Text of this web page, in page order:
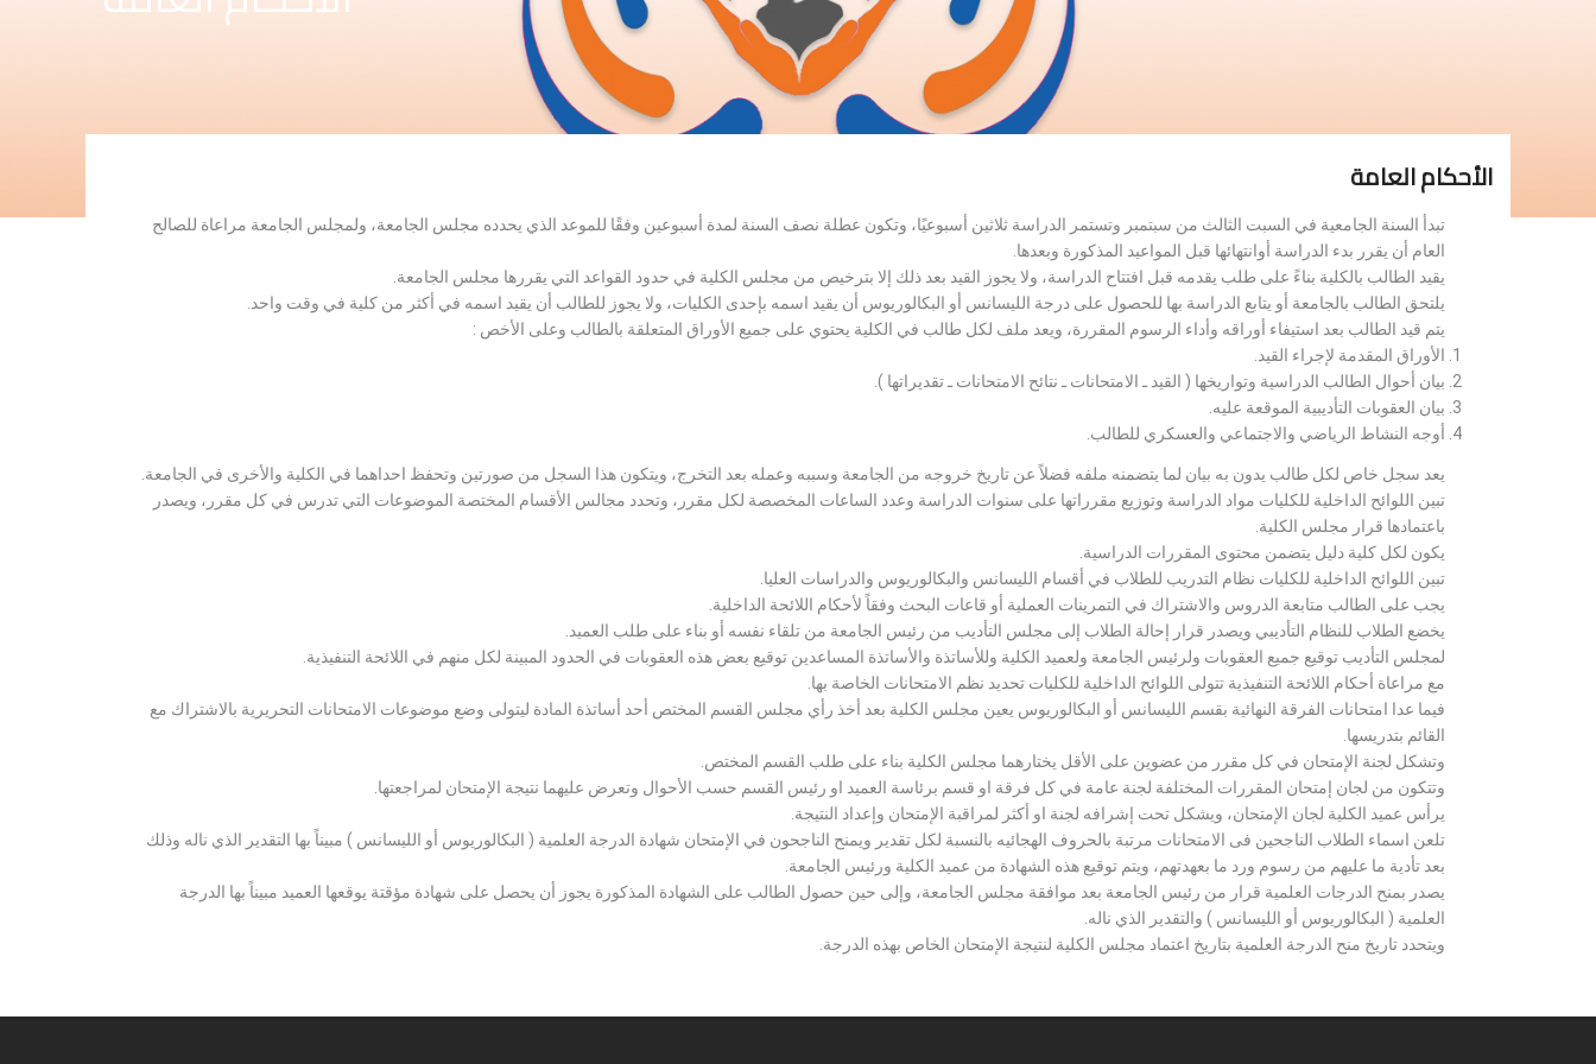
الأحكام العامة
تبدأ السنة الجامعية في السبت الثالث من سبتمبر وتستمر الدراسة ثلاثين أسبوعيًا، وتكون عطلة نصف السنة لمدة أسبوعين وفقًا للموعد الذي يحدده مجلس الجامعة، ولمجلس الجامعة مراعاة للصالح
العام أن يقرر بدء الدراسة أوانتهائها قبل المواعيد المذكورة وبعدها.
يقيد الطالب بالكلية بناءً على طلب يقدمه قبل افتتاح الدراسة، ولا يجوز القيد بعد ذلك إلا بترخيص من مجلس الكلية في حدود القواعد التي يقررها مجلس الجامعة.
يلتحق الطالب بالجامعة أو يتابع الدراسة بها للحصول على درجة الليسانس أو البكالوريوس أن يقيد اسمه بإحدى الكليات، ولا يجوز للطالب أن يقيد اسمه في أكثر من كلية في وقت واحد.
يتم قيد الطالب بعد استيفاء أوراقه وأداء الرسوم المقررة، ويعد ملف لكل طالب في الكلية يحتوي على جميع الأوراق المتعلقة بالطالب وعلى الأخص :
الأوراق المقدمة لإجراء القيد.
بيان أحوال الطالب الدراسية وتواريخها ( القيد ـ الامتحانات ـ نتائح الامتحانات ـ تقديراتها ).
بيان العقوبات التأديبية الموقعة عليه.
أوجه النشاط الرياضي والاجتماعي والعسكري للطالب.
يعد سجل خاص لكل طالب يدون به بيان لما يتضمنه ملفه فضلاً عن تاريخ خروجه من الجامعة وسببه وعمله بعد التخرج، ويتكون هذا السجل من صورتين وتحفظ احداهما في الكلية والأخرى في الجامعة.
تبين اللوائح الداخلية للكليات مواد الدراسة وتوزيع مقرراتها على سنوات الدراسة وعدد الساعات المخصصة لكل مقرر، وتحدد مجالس الأقسام المختصة الموضوعات التي تدرس في كل مقرر، ويصدر
باعتمادها قرار مجلس الكلية.
يكون لكل كلية دليل يتضمن محتوى المقررات الدراسية.
تبين اللوائح الداخلية للكليات نظام التدريب للطلاب في أقسام الليسانس والبكالوريوس والدراسات العليا.
يجب على الطالب متابعة الدروس والاشتراك في التمرينات العملية أو قاعات البحث وفقاً لأحكام اللائحة الداخلية.
يخضع الطلاب للنظام التأديبي ويصدر قرار إحالة الطلاب إلى مجلس التأديب من رئيس الجامعة من تلقاء نفسه أو بناء على طلب العميد.
لمجلس التأديب توقيع جميع العقوبات ولرئيس الجامعة ولعميد الكلية وللأساتذة والأساتذة المساعدين توقيع بعض هذه العقوبات في الحدود المبينة لكل منهم في اللائحة التنفيذية.
مع مراعاة أحكام اللائحة التنفيذية تتولى اللوائح الداخلية للكليات تحديد نظم الامتحانات الخاصة بها.
فيما عدا امتحانات الفرقة النهائية بقسم الليسانس أو البكالوريوس يعين مجلس الكلية بعد أخذ رأي مجلس القسم المختص أحد أساتذة المادة ليتولى وضع موضوعات الامتحانات التحريرية بالاشتراك مع
القائم بتدريسها.
وتشكل لجنة الإمتحان في كل مقرر من عضوين على الأقل يختارهما مجلس الكلية بناء على طلب القسم المختص.
وتتكون من لجان إمتحان المقررات المختلفة لجنة عامة في كل فرقة او قسم برئاسة العميد او رئيس القسم حسب الأحوال وتعرض عليهما نتيجة الإمتحان لمراجعتها.
يرأس عميد الكلية لجان الإمتحان، ويشكل تحت إشرافه لجنة او أكثر لمراقبة الإمتحان وإعداد النتيجة.
تلعن اسماء الطلاب الناجحين فى الامتحانات مرتبة بالحروف الهجائيه بالنسبة لكل تقدير ويمنح الناجحون في الإمتحان شهادة الدرجة العلمية ( البكالوريوس أو الليسانس ) مبيناً بها التقدير الذي ناله وذلك
بعد تأدية ما عليهم من رسوم ورد ما بعهدتهم، ويتم توقيع هذه الشهادة من عميد الكلية ورئيس الجامعة.
يصدر بمنح الدرجات العلمية قرار من رئيس الجامعة بعد موافقة مجلس الجامعة، وإلى حين حصول الطالب على الشهادة المذكورة يجوز أن يحصل على شهادة مؤقتة يوقعها العميد مبيناً بها الدرجة
العلمية ( البكالوريوس أو الليسانس ) والتقدير الذي ناله.
ويتحدد تاريخ منح الدرجة العلمية بتاريخ اعتماد مجلس الكلية لنتيجة الإمتحان الخاص بهذه الدرجة.